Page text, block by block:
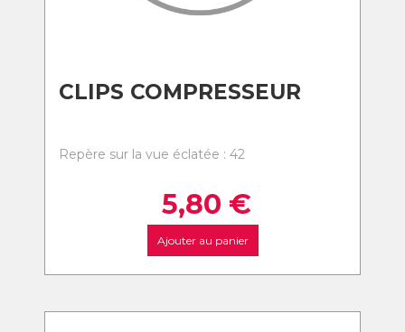
CLIPS COMPRESSEUR
Repère sur la vue éclatée : 42
5,80 €
Ajouter au panier